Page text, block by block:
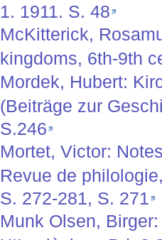
1. 1911. S. 48
McKitterick,
kingdoms, 6th-9th
Mordek, Hubert:
(Beiträge zur
S.246
Mortet, Victor:
Revue de
S. 272-281, S. 271
Munk Olsen,